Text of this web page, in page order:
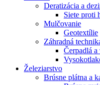
Deratizácia a
Siete proti
Mulčovanie
Geotextílie
Záhradná
Čerpadlá a
Železiarstvo
Brúsne plátna a